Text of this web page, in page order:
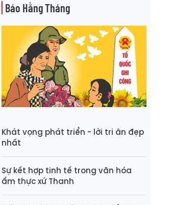
Báo Hằng Tháng
Khát vọng phát triển - lời tri ân đẹp
nhất
Sự kết hợp tinh tế trong văn hóa
ẩm thực xứ Thanh